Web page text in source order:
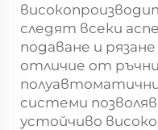
следят всеки
подаване и
отличие от
системи
устойчиво